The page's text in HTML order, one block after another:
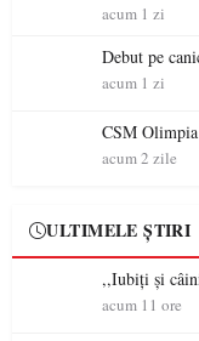
acum 1 zi
acum 1 zi
CSM
acum 2 zile
ULTIMELE ȘTIRI
,,Iubiți și
acum 11 ore